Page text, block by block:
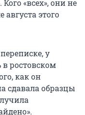
«всех», они не
этого
у
в ростовском
как он
сдавала образцы